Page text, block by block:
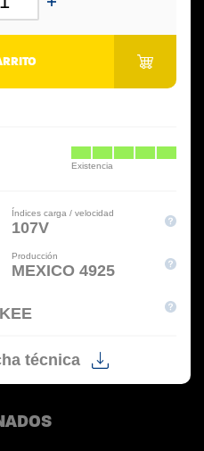
Índices carga / velocidad
107V
Producción
MEXICO 4925
técnica